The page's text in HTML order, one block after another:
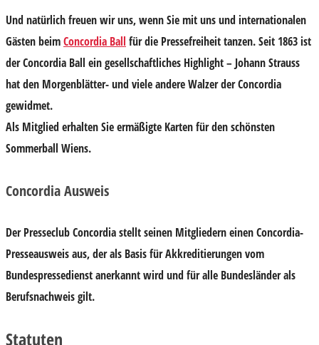
Und natürlich freuen wir uns, wenn Sie mit uns und internationalen
Gästen beimConcordia Ball für die Pressefreiheit tanzen. Seit 1863 ist
der Concordia Ball ein gesellschaftliches Highlight – Johann Strauss
hat den Morgenblätter- und viele andere Walzer der Concordia
gewidmet.
Als Mitglied erhalten Sie ermäßigte Karten für den schönsten
Sommerball Wiens.
Concordia Ausweis
Der Presseclub Concordia stellt seinen Mitgliedern einen Concordia-
Presseausweis aus, der als Basis für Akkreditierungen vom
Bundespressedienst anerkannt wird und für alle Bundesländer als
Berufsnachweis gilt.
Statuten